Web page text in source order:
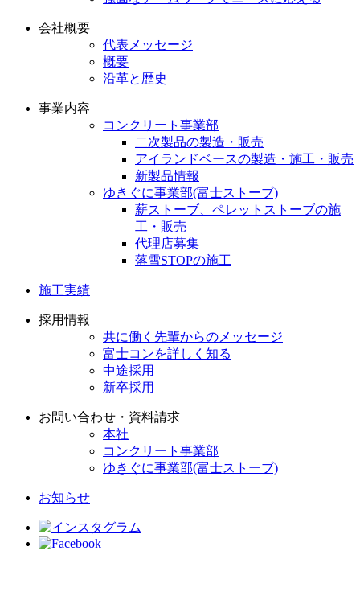
会社概要
代表メッセージ
概要
沿革と歴史
事業内容
コンクリート事業部
二次製品の製造・販売
アイランドベースの製造・施工・販売
新製品情報
ゆきぐに事業部(富士ストーブ)
薪ストーブ、ペレットストーブの施
工・販売
代理店募集
落雪STOPの施工
施工実績
採用情報
共に働く先輩からのメッセージ
富士コンを詳しく知る
中途採用
新卒採用
お問い合わせ・資料請求
本社
コンクリート事業部
ゆきぐに事業部(富士ストーブ)
お知らせ